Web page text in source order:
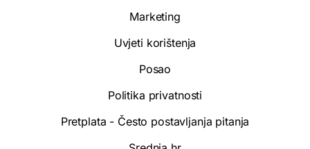
Marketing
Uvjeti korištenja
Posao
Politika privatnosti
Pretplata - Često postavljanja pitanja